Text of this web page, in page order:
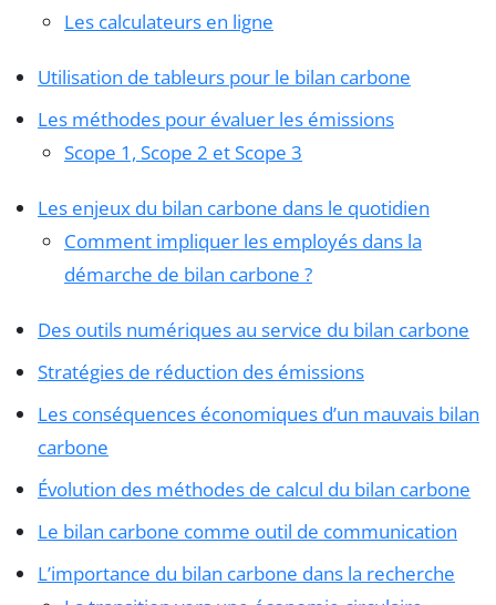
Les calculateurs en ligne
Utilisation de tableurs pour le bilan carbone
Les méthodes pour évaluer les émissions
Scope 1, Scope 2 et Scope 3
Les enjeux du bilan carbone dans le quotidien
Comment impliquer les employés dans la
démarche de bilan carbone ?
Des outils numériques au service du bilan carbone
Stratégies de réduction des émissions
Les conséquences économiques d’un mauvais bilan
carbone
Évolution des méthodes de calcul du bilan carbone
Le bilan carbone comme outil de communication
L’importance du bilan carbone dans la recherche